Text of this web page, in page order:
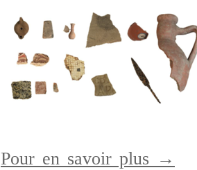
Pour en savoir plus →